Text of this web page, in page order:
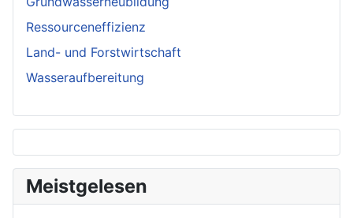
Ressourceneffizienz
Land- und Forstwirtschaft
Wasseraufbereitung
Meistgelesen